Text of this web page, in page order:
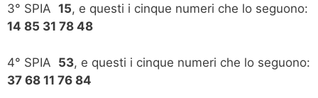
3° SPIA 15, e questi i cinque numeri che lo seguono:
14 85 31 78 48
4° SPIA 53, e questi i cinque numeri che lo seguono:
37 68 11 76 84